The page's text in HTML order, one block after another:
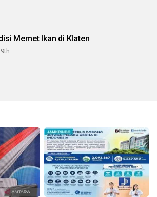
Memet Ikan di Klaten